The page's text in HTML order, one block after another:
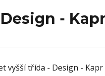
- Kapr